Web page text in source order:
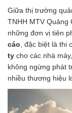
Giữa thị trường
TNHH MTV Quảng
những đơn vị tiên
cáo, đặc biệt là thi
ty cho các nhà
không ngừng phát
nhiều thương hiệu